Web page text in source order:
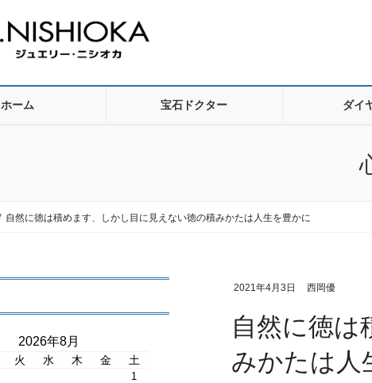
ホーム 宝石ドクター ダイ
自然に徳は積めます、しかし目に見えない徳の積みかたは人生を豊かに
2021年4月3日 西岡優
自然に徳
みかたは人
2026年8月
火 水 木 金 土
1